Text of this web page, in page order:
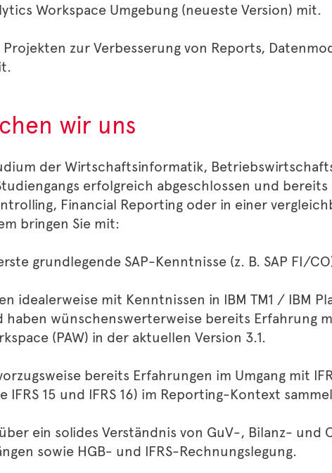
Workspace Umgebung (neueste Version) mit.
Projekten zur Verbesserung von Reports,
wir uns
der Wirtschaftsinformatik,
erfolgreich abgeschlossen und
Financial Reporting oder in einer
bringen Sie mit:
grundlegende SAP-Kenntnisse (z. B. SAP FI/
idealerweise mit Kenntnissen in IBM TM1 / IBM
haben wünschenswerterweise bereits Erfahrung
(PAW) in der aktuellen Version 3.1.
bereits Erfahrungen im Umgang mit
IFRS 15 und IFRS 16) im Reporting-Kontext
ein solides Verständnis von GuV-, Bilanz- und
sowie HGB- und IFRS-Rechnungslegung.